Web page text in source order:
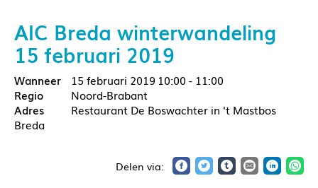
AIC Breda winterwandeling
15 februari 2019
15 februari 2019 10:00 - 11:00
Noord-Brabant
Restaurant De Boswachter in 't Mastbos
Breda